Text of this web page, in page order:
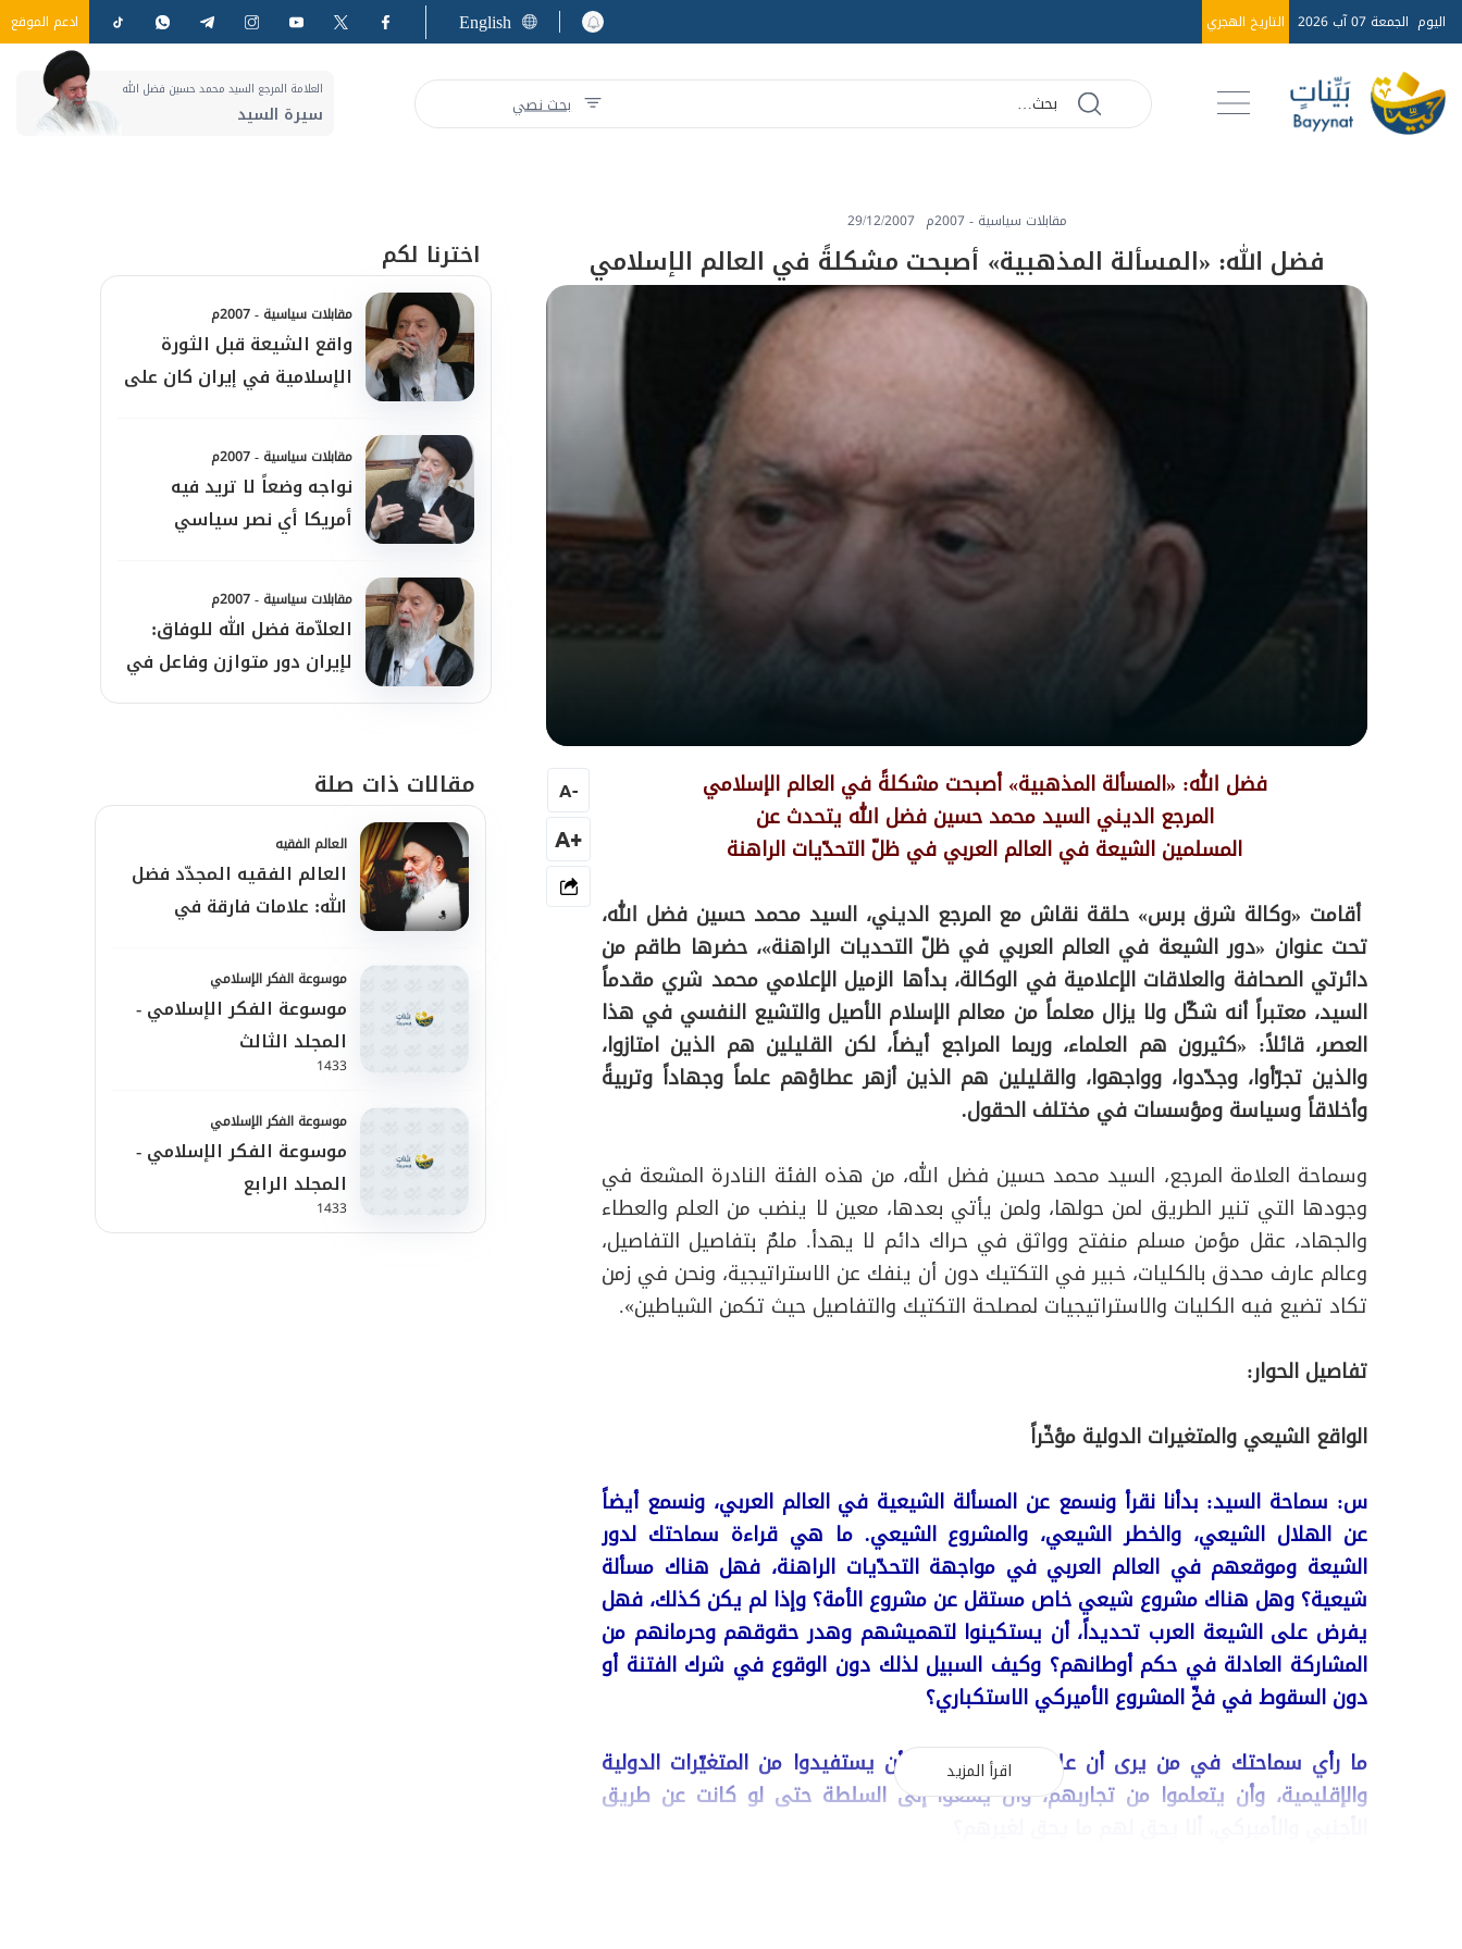
اليوم الجمعة 07 آب 2026 التاريخ الهجري English ادعم الموقع
بحث نصي
العلامة المرجع السيد محمد حسين فضل الله
سيرة السيد
مقابلات سياسية - 2007م 29/12/2007
فضل الله: «المسألة المذهبية» أصبحت مشكلةً في العالم الإسلامي
فضل الله: «المسألة المذهبية» أصبحت مشكلةً في العالم الإسلامي
المرجع الديني السيد محمد حسين فضل الله يتحدث عن
المسلمين الشيعة في العالم العربي في ظلّ التحدّيات الراهنة
أقامت «وكالة شرق برس» حلقة نقاش مع المرجع الديني، السيد محمد حسين فضل الله،
تحت عنوان «دور الشيعة في العالم العربي في ظلّ التحديات الراهنة»، حضرها طاقم من
دائرتي الصحافة والعلاقات الإعلامية في الوكالة، بدأها الزميل الإعلامي محمد شري مقدماً
السيد، معتبراً أنه شكّل ولا يزال معلماً من معالم الإسلام الأصيل والتشيع النفسي في هذا
العصر، قائلاً: «كثيرون هم العلماء، وربما المراجع أيضاً، لكن القليلين هم الذين امتازوا،
والذين تجرّأوا، وجدّدوا، وواجهوا، والقليلين هم الذين أزهر عطاؤهم علماً وجهاداً وتربيةً
وأخلاقاً وسياسة ومؤسسات في مختلف الحقول.
وسماحة العلامة المرجع، السيد محمد حسين فضل الله، من هذه الفئة النادرة المشعة في
وجودها التي تنير الطريق لمن حولها، ولمن يأتي بعدها، معين لا ينضب من العلم والعطاء
والجهاد، عقل مؤمن مسلم منفتح وواثق في حراك دائم لا يهدأ. ملمٌ بتفاصيل التفاصيل،
وعالم عارف محدق بالكليات، خبير في التكتيك دون أن ينفك عن الاستراتيجية، ونحن في زمن
تكاد تضيع فيه الكليات والاستراتيجيات لمصلحة التكتيك والتفاصيل حيث تكمن الشياطين».
تفاصيل الحوار:
الواقع الشيعي والمتغيرات الدولية مؤخّراً
س: سماحة السيد: بدأنا نقرأ ونسمع عن المسألة الشيعية في العالم العربي، ونسمع أيضاً
عن الهلال الشيعي، والخطر الشيعي، والمشروع الشيعي. ما هي قراءة سماحتك لدور
الشيعة وموقعهم في العالم العربي في مواجهة التحدّيات الراهنة، فهل هناك مسألة
شيعية؟ وهل هناك مشروع شيعي خاص مستقل عن مشروع الأمة؟ وإذا لم يكن كذلك، فهل
يفرض على الشيعة العرب تحديداً، أن يستكينوا لتهميشهم وهدر حقوقهم وحرمانهم من
المشاركة العادلة في حكم أوطانهم؟ وكيف السبيل لذلك دون الوقوع في شرك الفتنة أو
دون السقوط في فخّ المشروع الأميركي الاستكباري؟
ما رأي سماحتك في من يرى أن على الشيعة العرب أن يستفيدوا من المتغيّرات الدولية
والإقليمية، وأن يتعلموا من تجاربهم، وأن يسعوا إلى السلطة حتى لو كانت عن طريق
اقرأ المزيد
-
A
+A
اخترنا لكم
مقابلات سياسية - 2007م
واقع الشيعة قبل الثورة
الإسلامية في إيران كان على
العالمي
مقابلات سياسية - 2007م
نواجه وضعاً لا تريد فيه
أمريكا أي نصر سياسي
الله"
مقابلات سياسية - 2007م
العلاّمة فضل الله للوفاق:
لإيران دور متوازن وفاعل في
لبنان
مقالات ذات صلة
العالم الفقيه
العالم الفقيه المجدّد فضل
الله: علامات فارقة في
موسوعة الفكر الإسلامي
موسوعة الفكر الإسلامي -
المجلد الثالث
1433
موسوعة الفكر الإسلامي
موسوعة الفكر الإسلامي -
المجلد الرابع
1433